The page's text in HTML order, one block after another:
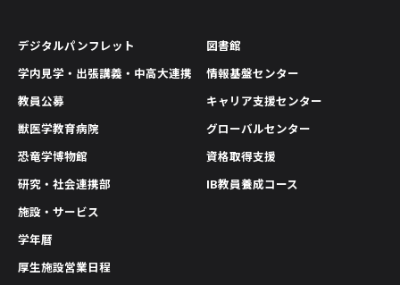
デジタルパンフレット
学内見学・出張講義・中高大連携
教員公募
獣医学教育病院
恐竜学博物館
研究・社会連携部
図書館
情報基盤センター
キャリア支援センター
グローバルセンター
資格取得支援
IB教員養成コース
施設・サービス
学年暦
厚生施設営業日程